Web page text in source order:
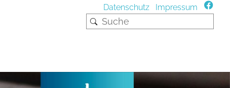
Datenschutz Impressum